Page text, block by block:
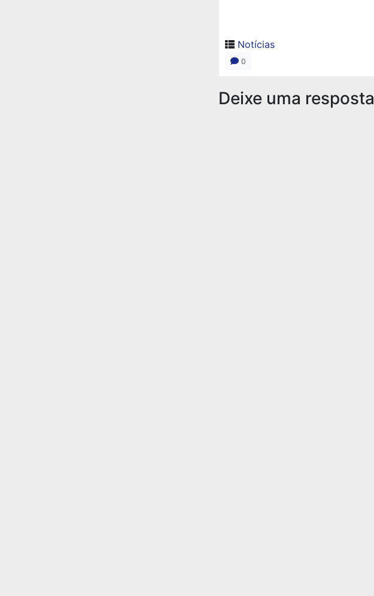
Notícias
0
Deixe uma resposta